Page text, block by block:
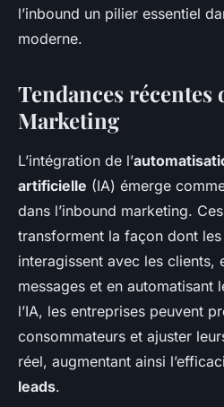
l’inbound un pilier essentiel
moderne.
Tendances récentes
Marketing
L’intégration de l’
artificielle (IA) émerge
dans l’inbound marketing.
transforment la façon dont
interagissent avec les clients,
messages et en automatisant
l’IA, les entreprises peuvent
consommateurs et ajuster
réel, augmentant ainsi
leads.